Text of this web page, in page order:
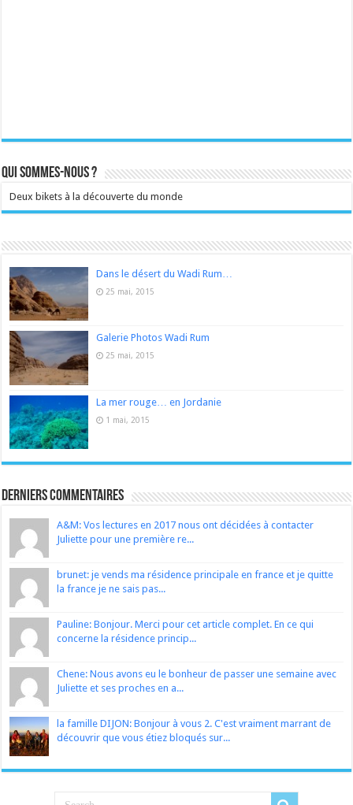
Qui sommes-nous ?
Deux bikets à la découverte du monde
Dans le désert du Wadi Rum…
25 mai, 2015
Galerie Photos Wadi Rum
25 mai, 2015
La mer rouge… en Jordanie
1 mai, 2015
Derniers Commentaires
A&M: Vos lectures en 2017 nous ont décidées à contacter
Juliette pour une première re...
brunet: je vends ma résidence principale en france et je quitte
la france je ne sais pas...
Pauline: Bonjour. Merci pour cet article complet. En ce qui
concerne la résidence princip...
Chene: Nous avons eu le bonheur de passer une semaine avec
Juliette et ses proches en a...
la famille DIJON: Bonjour à vous 2. C'est vraiment marrant de
découvrir que vous étiez bloqués sur...